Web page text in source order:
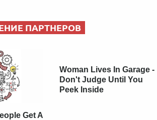
ПАРТНЕРОВ
Get A
Woman Lives In Garage -
Don't Judge Until You
Peek Inside